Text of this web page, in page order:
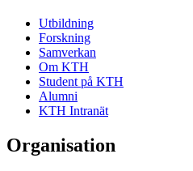
Utbildning
Forskning
Samverkan
Om KTH
Student på KTH
Alumni
KTH Intranät
Organisation